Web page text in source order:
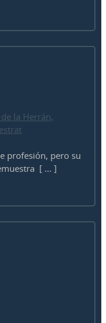
la Herrán,
profesión, pero su
[ ... ]